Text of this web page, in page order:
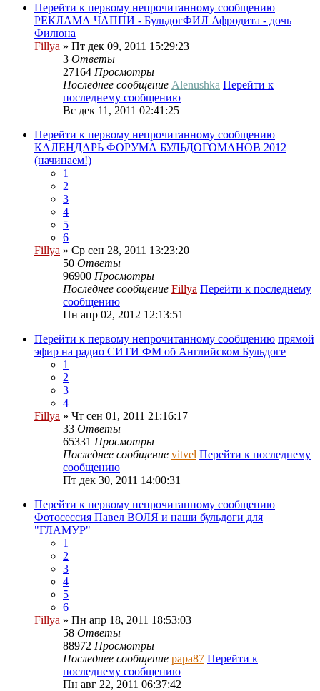
Перейти к первому непрочитанному сообщению
РЕКЛАМА ЧАППИ - БульдогФИЛ Афродита - дочь
Филюна
Fillya » Пт дек 09, 2011 15:29:23
3 Ответы
27164 Просмотры
Последнее сообщение Alenushka Перейти к
последнему сообщению
Вс дек 11, 2011 02:41:25
Перейти к первому непрочитанному сообщению
КАЛЕНДАРЬ ФОРУМА БУЛЬДОГОМАНОВ 2012
(начинаем!)
1
2
3
4
5
6
Fillya » Ср сен 28, 2011 13:23:20
50 Ответы
96900 Просмотры
Последнее сообщение Fillya Перейти к последнему
сообщению
Пн апр 02, 2012 12:13:51
Перейти к первому непрочитанному сообщению прямой
эфир на радио СИТИ ФМ об Английском Бульдоге
1
2
3
4
Fillya » Чт сен 01, 2011 21:16:17
33 Ответы
65331 Просмотры
Последнее сообщение vitvel Перейти к последнему
сообщению
Пт дек 30, 2011 14:00:31
Перейти к первому непрочитанному сообщению
Фотосессия Павел ВОЛЯ и наши бульдоги для
"ГЛАМУР"
1
2
3
4
5
6
Fillya » Пн апр 18, 2011 18:53:03
58 Ответы
88972 Просмотры
Последнее сообщение papa87 Перейти к
последнему сообщению
Пн авг 22, 2011 06:37:42